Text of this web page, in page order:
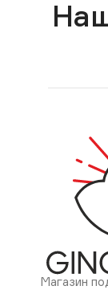
Магазин